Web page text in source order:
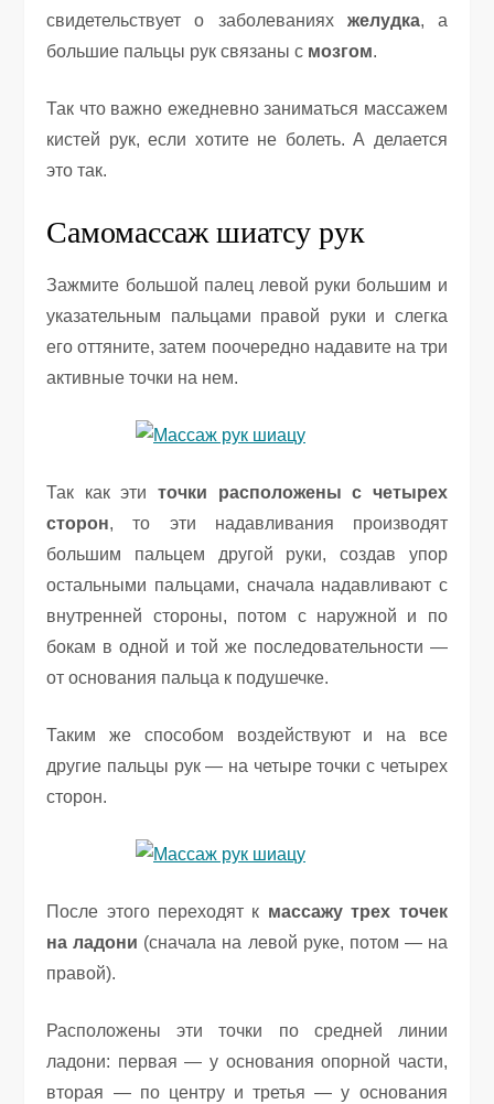
свидетельствует о заболеваниях желудка, а
большие пальцы рук связаны с мозгом.
Так что важно ежедневно заниматься массажем
кистей рук, если хотите не болеть. А делается
это так.
Самомассаж шиатсу рук
Зажмите большой палец левой руки большим и
указательным пальцами правой руки и слегка
его оттяните, затем поочередно надавите на три
активные точки на нем.
Так как эти точки расположены с четырех
сторон, то эти надавливания производят
большим пальцем другой руки, создав упор
остальными пальцами, сначала надавливают с
внутренней стороны, потом с наружной и по
бокам в одной и той же последовательности —
от основания пальца к подушечке.
Таким же способом воздействуют и на все
другие пальцы рук — на четыре точки с четырех
сторон.
После этого переходят к массажу трех точек
на ладони (сначала на левой руке, потом — на
правой).
Расположены эти точки по средней линии
ладони: первая — у основания опорной части,
вторая — по центру и третья — у основания